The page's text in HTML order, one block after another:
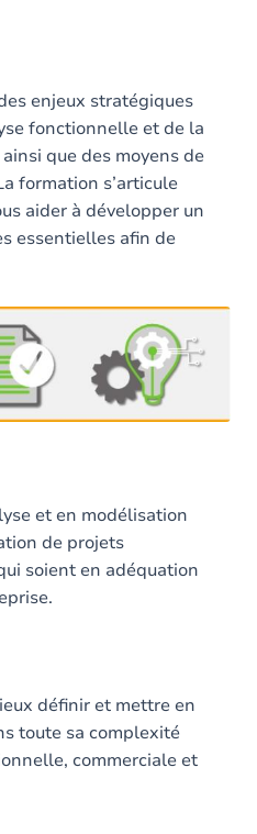
enjeux stratégiques
fonctionnelle et de la
que des moyens de
formation s’articule
aider à développer un
essentielles afin de
et en modélisation
de projets
soient en adéquation
définir et mettre en
toute sa complexité
commerciale et